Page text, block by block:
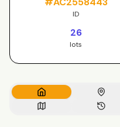
ID
26
lots